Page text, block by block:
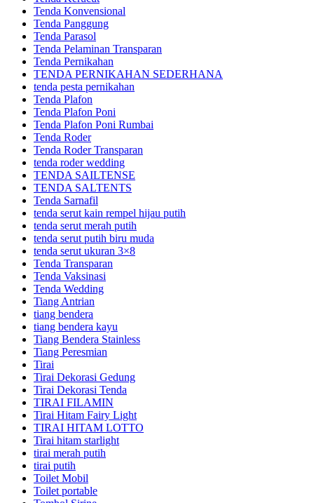
Tenda Konvensional
Tenda Panggung
Tenda Parasol
Tenda Pelaminan Transparan
Tenda Pernikahan
TENDA PERNIKAHAN SEDERHANA
tenda pesta pernikahan
Tenda Plafon
Tenda Plafon Poni
Tenda Plafon Poni Rumbai
Tenda Roder
Tenda Roder Transparan
tenda roder wedding
TENDA SAILTENSE
TENDA SALTENTS
Tenda Sarnafil
tenda serut kain rempel hijau putih
tenda serut merah putih
tenda serut putih biru muda
tenda serut ukuran 3×8
Tenda Transparan
Tenda Vaksinasi
Tenda Wedding
Tiang Antrian
tiang bendera
tiang bendera kayu
Tiang Bendera Stainless
Tiang Peresmian
Tirai
Tirai Dekorasi Gedung
Tirai Dekorasi Tenda
TIRAI FILAMIN
Tirai Hitam Fairy Light
TIRAI HITAM LOTTO
Tirai hitam starlight
tirai merah putih
tirai putih
Toilet Mobil
Toilet portable